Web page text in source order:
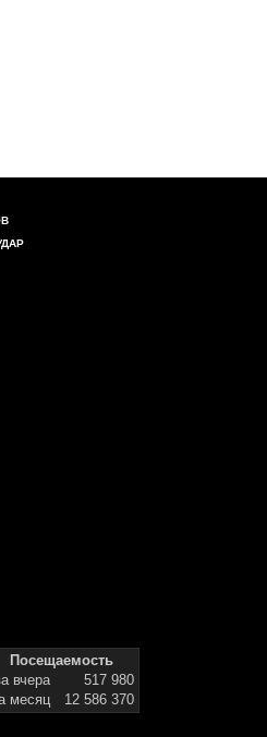
Посещаемость
вчера
517 980
месяц
12 586 370